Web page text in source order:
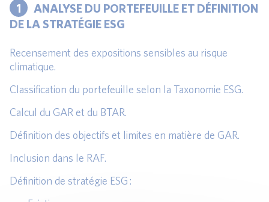
1
ANALYSE DU PORTEFEUILLE ET DÉFINITION
DE LA STRATÉGIE ESG
Recensement des expositions sensibles au risque
climatique.
Classification du portefeuille selon la Taxonomie ESG.
Calcul du GAR et du BTAR.
Définition des objectifs et limites en matière de GAR.
Inclusion dans le RAF.
Définition de stratégie ESG :